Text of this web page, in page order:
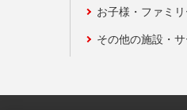
お子様・ファミ
その他の施設・